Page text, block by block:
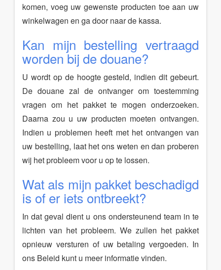
komen, voeg uw gewenste producten toe aan uw
winkelwagen en ga door naar de kassa.
Kan mijn bestelling vertraagd
worden bij de douane?
U wordt op de hoogte gesteld, indien dit gebeurt.
De douane zal de ontvanger om toestemming
vragen om het pakket te mogen onderzoeken.
Daarna zou u uw producten moeten ontvangen.
Indien u problemen heeft met het ontvangen van
uw bestelling, laat het ons weten en dan proberen
wij het probleem voor u op te lossen.
Wat als mijn pakket beschadigd
is of er iets ontbreekt?
In dat geval dient u ons ondersteunend team in te
lichten van het probleem. We zullen het pakket
opnieuw versturen of uw betaling vergoeden. In
ons Beleid kunt u meer informatie vinden.